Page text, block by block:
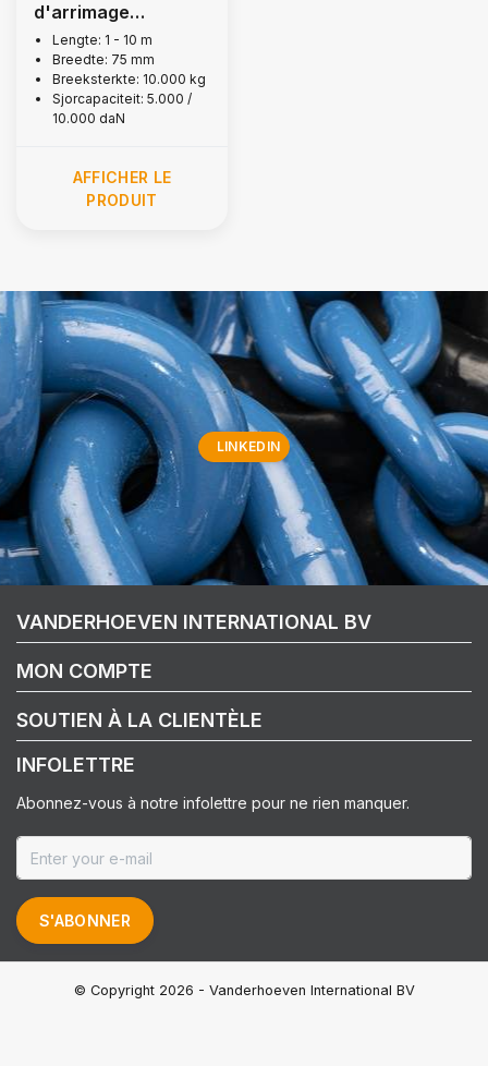
d'arrimage
complète, 10 000 kg
Lengte: 1 - 10 m
Breedte: 75 mm
Breeksterkte: 10.000 kg
Sjorcapaciteit: 5.000 /
10.000 daN
AFFICHER LE
PRODUIT
LINKEDIN
VANDERHOEVEN INTERNATIONAL BV
MON COMPTE
SOUTIEN À LA CLIENTÈLE
INFOLETTRE
Abonnez-vous à notre infolettre pour ne rien manquer.
S'ABONNER
© Copyright 2026 - Vanderhoeven International BV